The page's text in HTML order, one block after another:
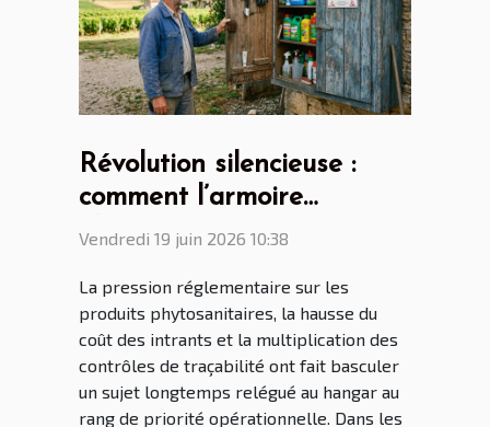
Révolution silencieuse :
comment l’armoire
phytosanitaire transforme
agriculteurs français
Vendredi 19 juin 2026 10:38
La pression réglementaire sur les
produits phytosanitaires, la hausse du
coût des intrants et la multiplication des
contrôles de traçabilité ont fait basculer
un sujet longtemps relégué au hangar au
rang de priorité opérationnelle. Dans les